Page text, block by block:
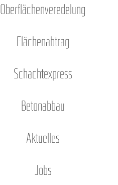
Ober­flä­chen­ver­ede­lung
Flä­chen­ab­trag
Schacht­ex­press
Beton­ab­bau
Aktu­el­les
Jobs